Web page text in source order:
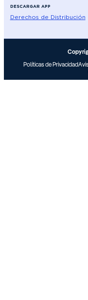
DESCARGAR APP
Derechos de Distribución
Políticas de Privacidad